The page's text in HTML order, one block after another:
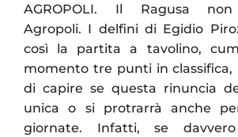
AGROPOLI. Il Ragusa non
Agropoli. I delfini di Egidio
così la partita a tavolino,
momento tre punti in classifica,
di capire se questa rinuncia
unica o si protrarrà anche
giornate. Infatti, se